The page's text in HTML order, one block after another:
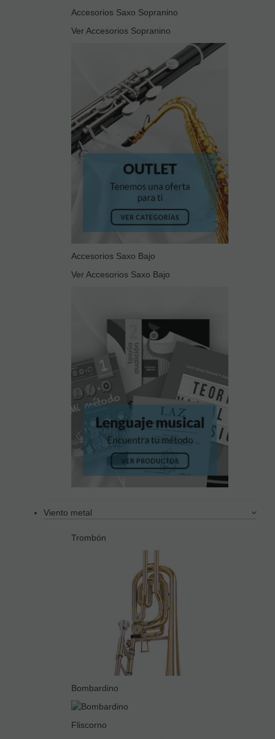
Accesorios Saxo Sopranino
Ver Accesorios Sopranino
Accesorios Saxo Bajo
Ver Accesorios Saxo Bajo
Viento metal
Trombón
Bombardino
Fliscorno